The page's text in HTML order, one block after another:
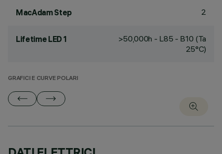
MacAdam Step 2
Lifetime LED 1
>50,000h - L85 - B10 (Ta
25°C)
GRAFICI E CURVE POLARI